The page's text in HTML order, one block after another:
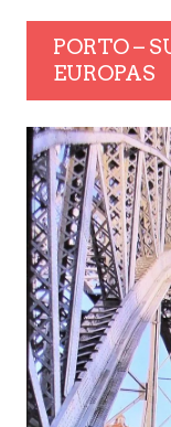
PORTO –
EUROPAS